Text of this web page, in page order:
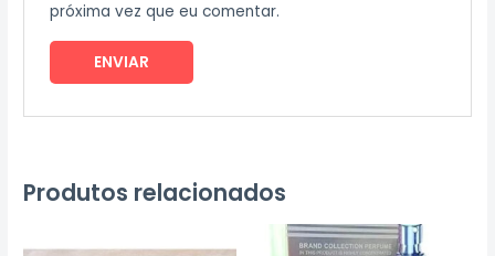
próxima vez que eu comentar.
Produtos relacionados